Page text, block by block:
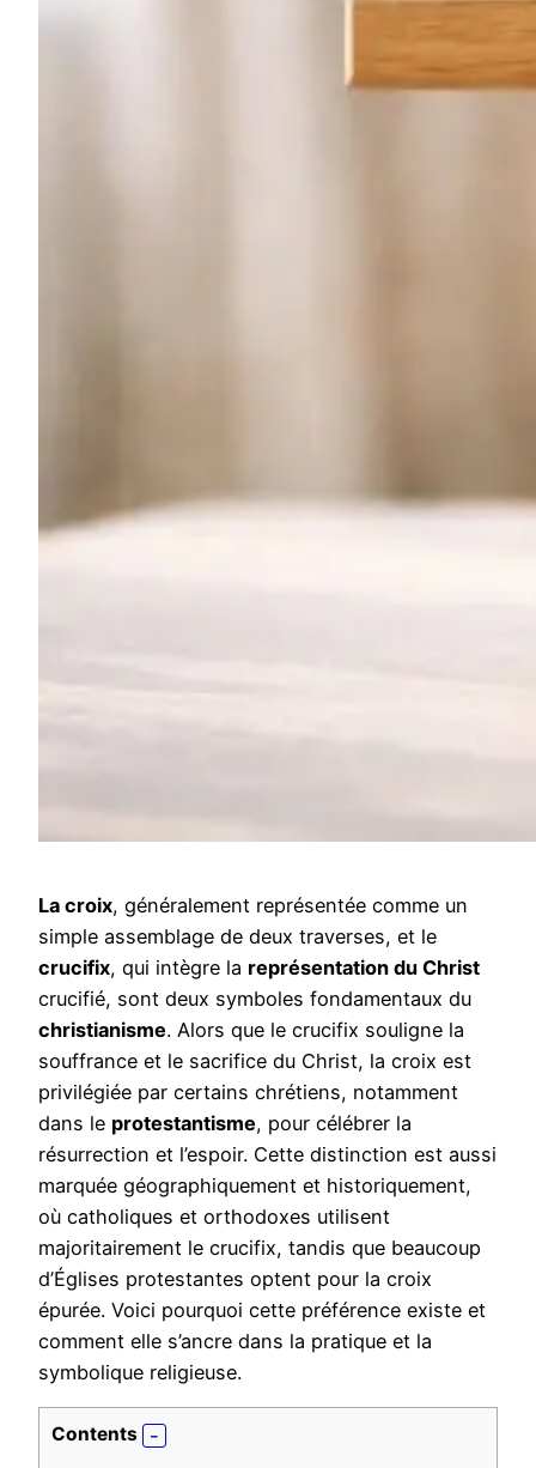
La croix, généralement représentée comme un
simple assemblage de deux traverses, et le
crucifix, qui intègre la représentation du Christ
crucifié, sont deux symboles fondamentaux du
christianisme. Alors que le crucifix souligne la
souffrance et le sacrifice du Christ, la croix est
privilégiée par certains chrétiens, notamment
dans le protestantisme, pour célébrer la
résurrection et l’espoir. Cette distinction est aussi
marquée géographiquement et historiquement,
où catholiques et orthodoxes utilisent
majoritairement le crucifix, tandis que beaucoup
d’Églises protestantes optent pour la croix
épurée. Voici pourquoi cette préférence existe et
comment elle s’ancre dans la pratique et la
symbolique religieuse.
Contents